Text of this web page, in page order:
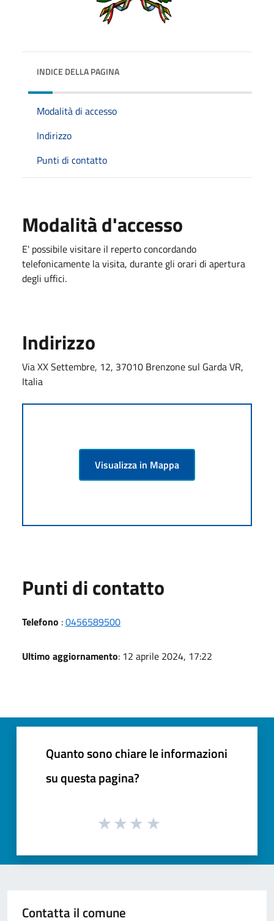
INDICE DELLA PAGINA
Modalità di accesso
Indirizzo
Punti di contatto
Modalità d'accesso
E' possibile visitare il reperto concordando
telefonicamente la visita, durante gli orari di apertura
degli uffici.
Indirizzo
Via XX Settembre, 12, 37010 Brenzone sul Garda VR,
Italia
Visualizza in Mappa
Punti di contatto
Telefono :0456589500
Ultimo aggiornamento: 12 aprile 2024, 17:22
Quanto sono chiare le informazioni
su questa pagina?
Contatta il comune